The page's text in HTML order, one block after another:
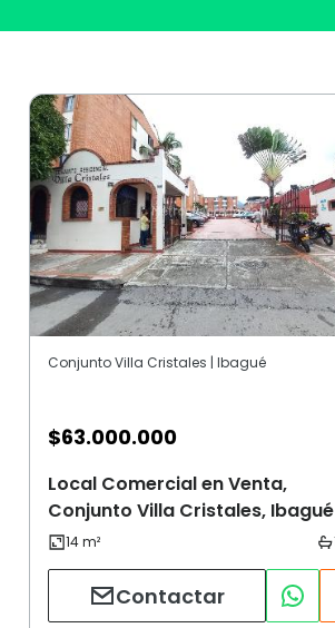
Conjunto Villa Cristales | Ibagué
$63.000.000
Local Comercial en Venta,
Conjunto Villa Cristales, Ibagué
Contactar